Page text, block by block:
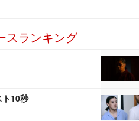
スランキング
ト10秒